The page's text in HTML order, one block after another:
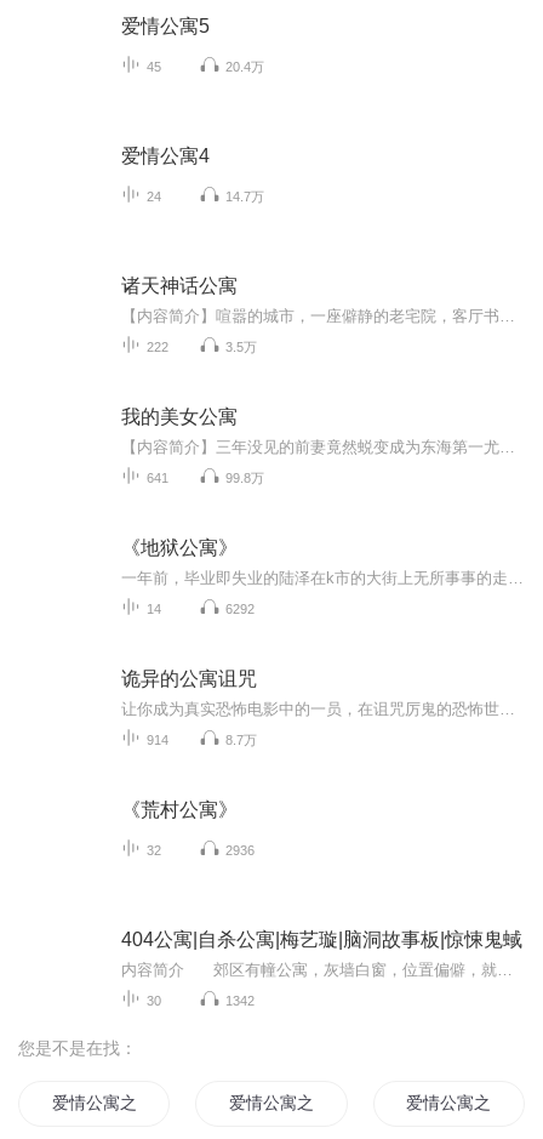
爱情公寓5
45 20.4万
爱情公寓4
24 14.7万
诸天神话公寓
222 3.5万
我的美女公寓
641 99.8万
《地狱公寓》
14 6292
诡异的公寓诅咒
914 8.7万
《荒村公寓》
32 2936
404公寓|自杀公寓|梅艺璇|脑洞故事板|惊悚鬼蜮
30 1342
您是不是在找：
爱情公寓之向往的生活 爱情公寓之美女系统 爱情公寓之火影